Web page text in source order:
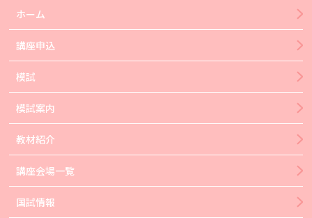
ホーム
講座申込
模試
模試案内
教材紹介
講座会場一覧
国試情報